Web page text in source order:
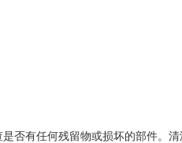
否有任何残留物或损坏的部件。